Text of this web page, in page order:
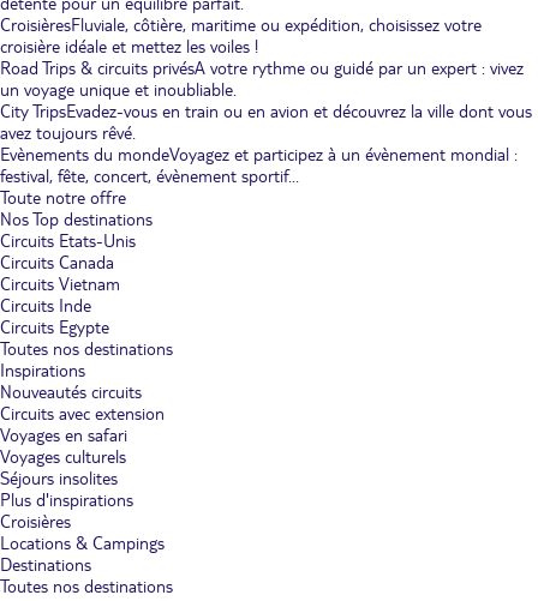
CroisièresFluviale, côtière, maritime ou expédition, choisissez votre
croisière idéale et mettez les voiles !
Road Trips & circuits privésA votre rythme ou guidé par un expert : vivez
un voyage unique et inoubliable.
City TripsEvadez-vous en train ou en avion et découvrez la ville dont vous
avez toujours rêvé.
Evènements du mondeVoyagez et participez à un évènement mondial :
festival, fête, concert, évènement sportif...
Toute notre offre
Nos Top destinations
Circuits Etats-Unis
Circuits Canada
Circuits Vietnam
Circuits Inde
Circuits Egypte
Toutes nos destinations
Inspirations
Nouveautés circuits
Circuits avec extension
Voyages en safari
Voyages culturels
Séjours insolites
Plus d'inspirations
Croisières
Locations & Campings
Destinations
Toutes nos destinations